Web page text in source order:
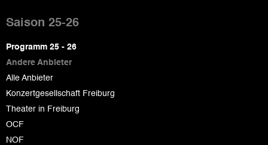
de
page
Saison 25-26
Programm 25 - 26
Andere Anbieter
Alle Anbieter
Konzertgesellschaft Freiburg
Theater in Freiburg
OCF
NOF